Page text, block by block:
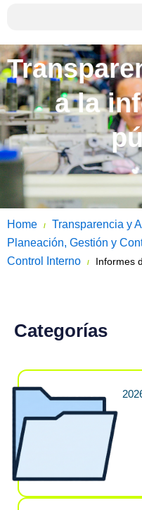
a la
Home / Transparencia y
Planeación, Gestión y
Control Interno
/ Informes
Categorías